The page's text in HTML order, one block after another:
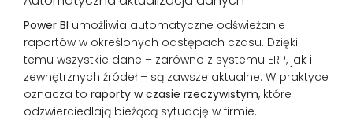
Power BI umożliwia automatyczne odświeżanie
raportów w określonych odstępach czasu. Dzięki
temu wszystkie dane – zarówno z systemu ERP, jak i
zewnętrznych źródeł – są zawsze aktualne. W praktyce
oznacza to raporty w czasie rzeczywistym, które
odzwierciedlają bieżącą sytuację w firmie.